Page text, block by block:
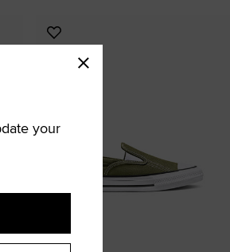
Añadir
Favoritos
your